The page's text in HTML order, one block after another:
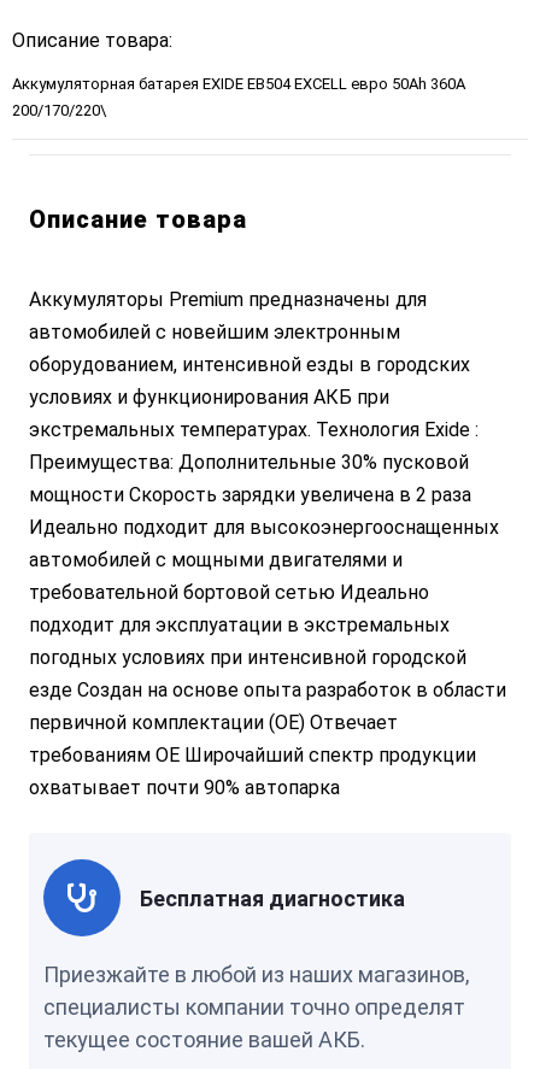
Описание товара:
Аккумуляторная батарея EXIDE EB504 EXCELL евро 50Ah 360A
200/170/220\
Описание товара
Аккумуляторы Premium предназначены для
автомобилей с новейшим электронным
оборудованием, интенсивной езды в городских
условиях и функционирования АКБ при
экстремальных температурах. Технология Exide :
Преимущества: Дополнительные 30% пусковой
мощности Скорость зарядки увеличена в 2 раза
Идеально подходит для высокоэнергооснащенных
автомобилей с мощными двигателями и
требовательной бортовой сетью Идеально
подходит для эксплуатации в экстремальных
погодных условиях при интенсивной городской
езде Создан на основе опыта разработок в области
первичной комплектации (OE) Отвечает
требованиям OE Широчайший спектр продукции
охватывает почти 90% автопарка
Бесплатная диагностика
Приезжайте в любой из наших магазинов,
специалисты компании точно определят
текущее состояние вашей АКБ.